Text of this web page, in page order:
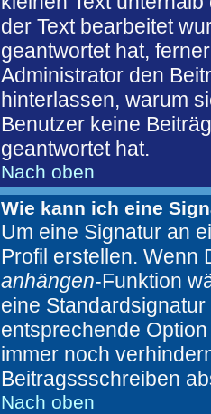
der Text bearbeitet
geantwortet hat,
Administrator den
hinterlassen, warum
Benutzer keine
geantwortet hat.
Nach oben
Wie kann ich eine
Um eine Signatur an
Profil erstellen. Wenn
anhängen-Funktion
eine
entsprechende
immer noch
Beitragssschreiben
Nach oben